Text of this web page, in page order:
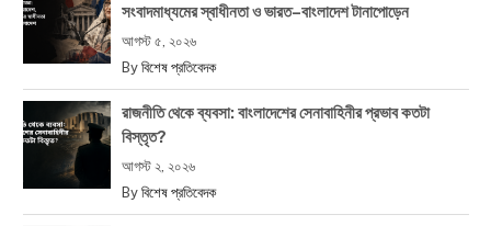
সংবাদমাধ্যমের স্বাধীনতা ও ভারত–বাংলাদেশ টানাপোড়েন
আগস্ট ৫, ২০২৬
By বিশেষ প্রতিবেদক
রাজনীতি থেকে ব্যবসা: বাংলাদেশের সেনাবাহিনীর প্রভাব কতটা
বিস্তৃত?
আগস্ট ২, ২০২৬
By বিশেষ প্রতিবেদক